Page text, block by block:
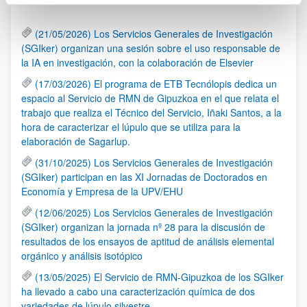
(21/05/2026) Los Servicios Generales de Investigación
(SGIker) organizan una sesión sobre el uso responsable de
la IA en investigación, con la colaboración de Elsevier
(17/03/2026) El programa de ETB Tecnólopis dedica un
espacio al Servicio de RMN de Gipuzkoa en el que relata el
trabajo que realiza el Técnico del Servicio, Iñaki Santos, a la
hora de caracterizar el lúpulo que se utiliza para la
elaboración de Sagarlup.
(31/10/2025) Los Servicios Generales de Investigación
(SGIker) participan en las XI Jornadas de Doctorados en
Economía y Empresa de la UPV/EHU
(12/06/2025) Los Servicios Generales de Investigación
(SGIker) organizan la jornada nº 28 para la discusión de
resultados de los ensayos de aptitud de análisis elemental
orgánico y análisis isotópico
(13/05/2025) El Servicio de RMN-Gipuzkoa de los SGIker
ha llevado a cabo una caracterización química de dos